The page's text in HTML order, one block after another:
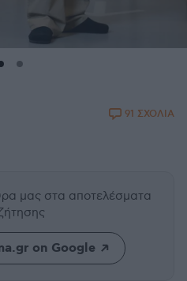
91 ΣΧΟΛΙΑ
μας στα αποτελέσματα
on Google